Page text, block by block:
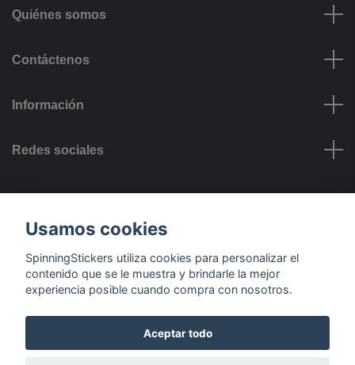
Quiénes somos
Contáctenos
Información
Redes sociales
Opciones de Pago
Usamos cookies
SpinningStickers utiliza cookies para personalizar el
contenido que se le muestra y brindarle la mejor
experiencia posible cuando compra con nosotros.
Aceptar todo